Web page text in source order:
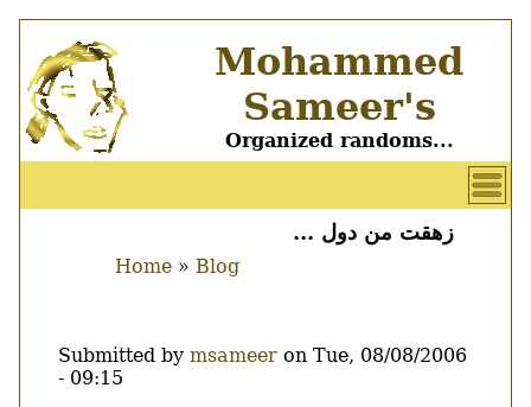
main
content
Mohammed
Sameer's
Organized randoms...
User
زهقت من دول ...
Home Blog
Submitted by msameer on Tue, 08/08/2006
- 09:15